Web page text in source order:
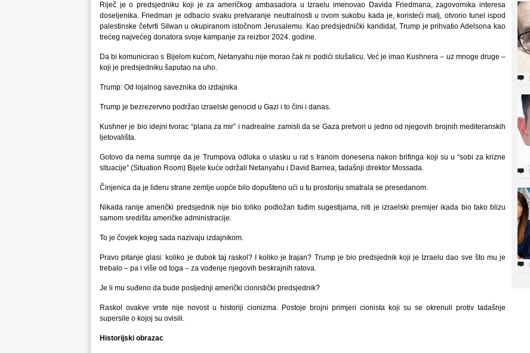
Riječ je o predsjedniku koji je za američkog ambasadora u Izraelu imenovao Davida Friedmana, zagovornika interesa
doseljenika. Friedman je odbacio svaku pretvaranje neutralnosti u ovom sukobu kada je, koristeći malj, otvorio tunel ispod
palestinske četvrti Silwan u okupiranom istočnom Jerusalemu. Kao predsjednički kandidat, Trump je prihvatio Adelsona kao
trećeg najvećeg donatora svoje kampanje za reizbor 2024. godine.
Da bi komunicirao s Bijelom kućom, Netanyahu nije morao čak ni podići slušalicu. Već je imao Kushnera – uz mnoge druge –
koji je predsjedniku šaputao na uho.
Trump: Od lojalnog saveznika do izdajnika
Trump je bezrezervno podržao izraelski genocid u Gazi i to čini i danas.
Kushner je bio idejni tvorac “plana za mir” i nadrealne zamisli da se Gaza pretvori u jedno od njegovih brojnih mediteranskih
ljetovališta.
Gotovo da nema sumnje da je Trumpova odluka o ulasku u rat s Iranom donesena nakon brifinga koji su u “sobi za krizne
situacije” (Situation Room) Bijele kuće održali Netanyahu i David Barnea, tadašnji direktor Mossada.
Činjenica da je lideru strane zemlje uopće bilo dopušteno ući u tu prostoriju smatrala se presedanom.
Nikada ranije američki predsjednik nije bio toliko podložan tuđim sugestijama, niti je izraelski premijer ikada bio tako blizu
samom središtu američke administracije.
To je čovjek kojeg sada nazivaju izdajnikom.
Pravo pitanje glasi: koliko je dubok taj raskol? I koliko je trajan? Trump je bio predsjednik koji je Izraelu dao sve što mu je
trebalo – pa i više od toga – za vođenje njegovih beskrajnih ratova.
Je li mu suđeno da bude posljednji američki cionistički predsjednik?
Raskol ovakve vrste nije novost u historiji cionizma. Postoje brojni primjeri cionista koji su se okrenuli protiv tadašnje
supersile o kojoj su ovisili.
Historijski obrazac


